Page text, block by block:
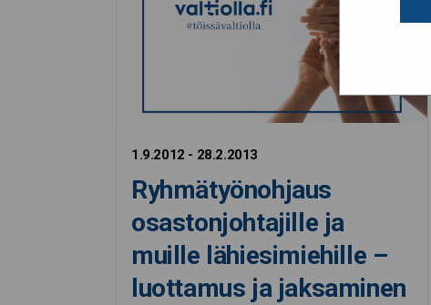
1.9.2012 - 28.2.2013
Ryhmätyönohjaus
osastonjohtajille ja
muille lähiesimiehille –
luottamus ja jaksaminen